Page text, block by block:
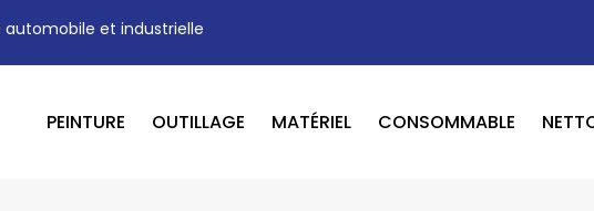
automobile et industrielle
PEINTURE OUTILLAGE MATÉRIEL CONSOMMABLE